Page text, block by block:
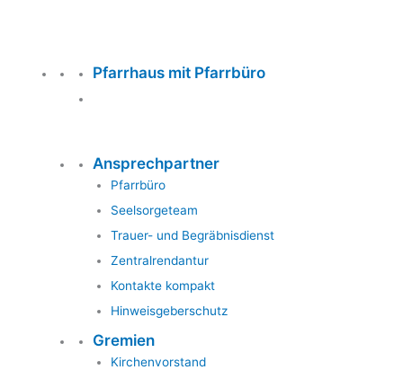
Pfarrhaus mit Pfarrbüro
Ansprechpartner
Pfarrbüro
Seelsorgeteam
Trauer- und Begräbnisdienst
Zentralrendantur
Kontakte kompakt
Hinweisgeberschutz
Gremien
Kirchenvorstand